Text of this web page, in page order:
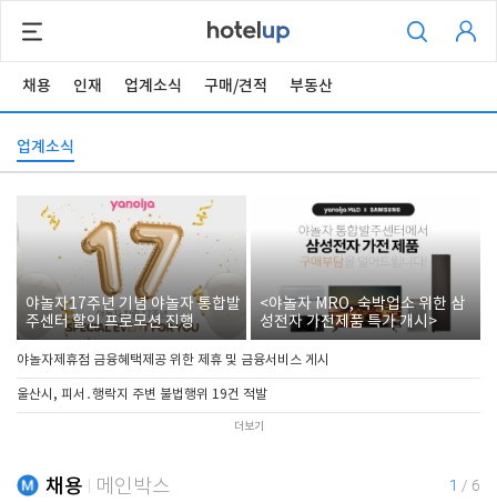
채용 인재 업계소식 구매/견적 부동산
업계소식
야놀자17주년 기념 야놀자 통합발
주센터 할인 프로모션 진행
<야놀자 MRO, 숙박업소 위한 삼
성전자 가전제품 특가 개시>
야놀자제휴점 금융혜택제공 위한 제휴 및 금융서비스 게시
울산시, 피서․행락지 주변 불법행위 19건 적발
더보기
채용 메인박스 1 / 6